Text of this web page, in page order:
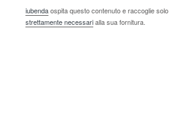
iubendaospita questo contenuto e raccoglie
strettamente necessarialla sua fornitura.